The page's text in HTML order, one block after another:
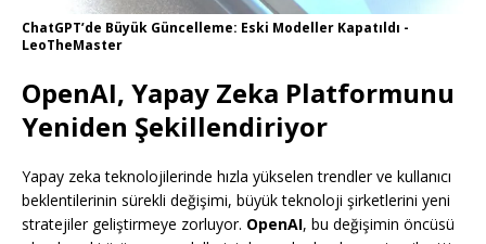
ChatGPT’de Büyük Güncelleme: Eski Modeller Kapatıldı -
LeoTheMaster
OpenAI, Yapay Zeka Platformunu
Yeniden Şekillendiriyor
Yapay zeka teknolojilerinde hızla yükselen trendler ve kullanıcı
beklentilerinin sürekli değişimi, büyük teknoloji şirketlerini yeni
stratejiler geliştirmeye zorluyor. OpenAI, bu değişimin öncüsü